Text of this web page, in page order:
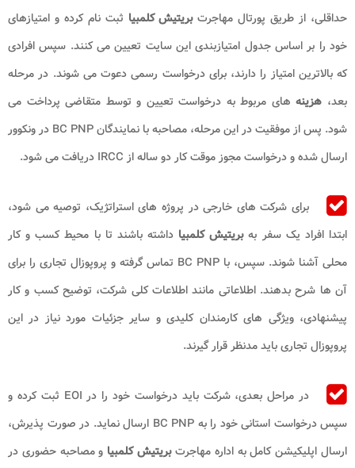
حداقلی، از طریق پورتال مهاجرتبریتیش کلمبیا ثبت‌ نام کرده و امتیازهای
خود را بر اساس جدول امتیازبندی این سایت تعیین می کنند. سپس افرادی
که بالاترین امتیاز را دارند، برای درخواست رسمی دعوت می‌ شوند. در مرحله
بعد، هزینه های مربوط به درخواست تعیین و توسط متقاضی پرداخت می
شود. پس از موفقیت در این مرحله، مصاحبه با نمایندگان BC PNP در ونکوور
ارسال شده و درخواست مجوز موقت کار دو ساله از IRCC دریافت می‌ شود.
برای شرکت‌ های خارجی در پروژه‌ های استراتژیک، توصیه می‌ شود،
ابتدا افراد یک سفر بهبریتیش کلمبیا داشته باشند تا با محیط کسب و کار
محلی آشنا شوند. سپس، با BC PNP تماس گرفته و پروپوزال تجاری را برای
آن ها شرح بدهند. اطلاعاتی مانند اطلاعات کلی شرکت، توضیح کسب و کار
پیشنهادی، ویژگی‌ های کارمندان کلیدی و سایر جزئیات مورد نیاز در این
پروپوزال تجاری باید مدنظر قرار گیرند.
در مراحل بعدی، شرکت باید درخواست خود را در EOI ثبت کرده و
سپس درخواست استانی خود را به BC PNP ارسال نماید. در صورت پذیرش،
ارسال اپلیکیشن کامل به اداره مهاجرتبریتیش کلمبیا و مصاحبه حضوری در